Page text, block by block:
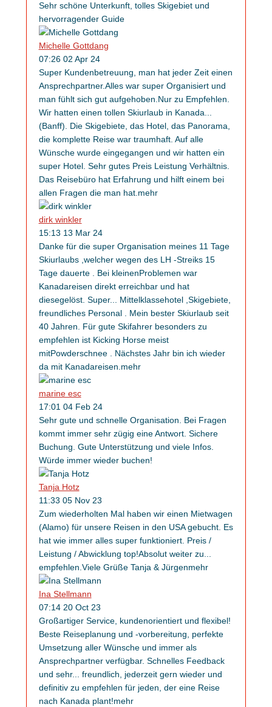
Sehr schöne Unterkunft, tolles Skigebiet und
hervorragender Guide
Michelle Gottdang
07:26 02 Apr 24
Super Kundenbetreuung, man hat jeder Zeit einen
An­sprech­partner.Alles war super Organisiert und
man fühlt sich gut aufgehoben.Nur zu Empfehlen.
Wir hatten einen tollen Skiurlaub in Kanada...
(Banff). Die Skigebiete, das Hotel, das Panorama,
die komplette Reise war traumhaft. Auf alle
Wünsche wurde eingegangen und wir hatten ein
super Hotel. Sehr gutes Preis Leistung Verhältnis.
Das Reisebüro hat Erfahrung und hilft einem bei
allen Fragen die man hat.mehr
dirk winkler
15:13 13 Mar 24
Danke für die super Organisation meines 11 Tage
Skiurlaubs ,welcher wegen des LH -Streiks 15
Tage dauerte . Bei kleinenProblemen war
Kanadareisen direkt erreichbar und hat
diesegelöst. Super... Mittelklassehotel ,Skigebiete,
freundliches Personal . Mein bester Skiurlaub seit
40 Jahren. Für gute Skifahrer besonders zu
empfehlen ist Kicking Horse meist
mitPowderschnee . Nächstes Jahr bin ich wieder
da mit Kanadareisen.mehr
marine esc
17:01 04 Feb 24
Sehr gute und schnelle Organisation. Bei Fragen
kommt immer sehr zügig eine Antwort. Sichere
Buchung. Gute Unterstützung und viele Infos.
Würde immer wieder buchen!
Tanja Hotz
11:33 05 Nov 23
Zum wiederholten Mal haben wir einen Mietwagen
(Alamo) für unsere Reisen in den USA gebucht. Es
hat wie immer alles super funktioniert. Preis /
Leistung / Abwicklung top!Absolut weiter zu...
empfehlen.Viele Grüße Tanja & Jürgenmehr
Ina Stellmann
07:14 20 Oct 23
Großartiger Service, kundenorientiert und flexibel!
Beste Reiseplanung und -vorbereitung, perfekte
Umsetzung aller Wünsche und immer als
Ansprechpartner verfügbar. Schnelles Feedback
und sehr... freundlich, jederzeit gern wieder und
definitiv zu empfehlen für jeden, der eine Reise
nach Kanada plant!mehr